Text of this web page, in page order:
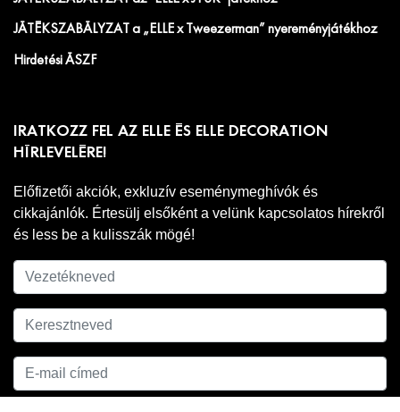
JÁTÉKSZABÁLYZAT a „ELLE x Tweezerman” nyereményjátékhoz
Hirdetési ÁSZF
IRATKOZZ FEL AZ ELLE ÉS ELLE DECORATION
HÍRLEVELÉRE!
Előfizetői akciók, exkluzív eseménymeghívók és
cikkajánlók. Értesülj elsőként a velünk kapcsolatos hírekről
és less be a kulisszák mögé!